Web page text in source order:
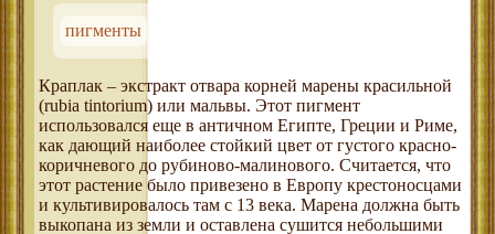
пигменты
Краплак – экстракт отвара корней марены красильной
(rubia tintorium) или мальвы. Этот пигмент
использовался еще в античном Египте, Греции и Риме,
как дающий наиболее стойкий цвет от густого красно-
коричневого до рубиново-малинового. Считается, что
этот растение было привезено в Европу крестоносцами
и культивировалось там с 13 века. Марена должна быть
выкопана из земли и оставлена сушится небольшими